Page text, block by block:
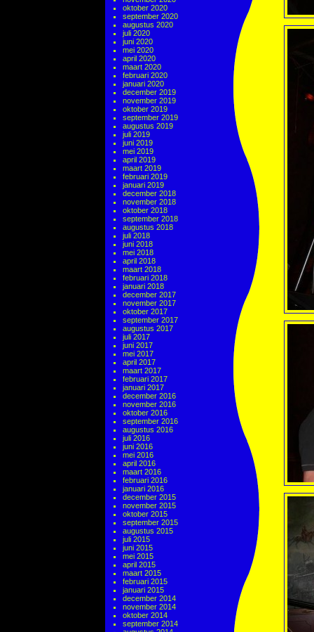
oktober 2020
september 2020
augustus 2020
juli 2020
juni 2020
mei 2020
april 2020
maart 2020
februari 2020
januari 2020
december 2019
november 2019
oktober 2019
september 2019
augustus 2019
juli 2019
juni 2019
mei 2019
april 2019
maart 2019
februari 2019
januari 2019
december 2018
november 2018
oktober 2018
september 2018
augustus 2018
juli 2018
juni 2018
mei 2018
april 2018
maart 2018
februari 2018
januari 2018
december 2017
november 2017
oktober 2017
september 2017
augustus 2017
juli 2017
juni 2017
mei 2017
april 2017
maart 2017
februari 2017
januari 2017
december 2016
november 2016
oktober 2016
september 2016
augustus 2016
juli 2016
juni 2016
mei 2016
april 2016
maart 2016
februari 2016
januari 2016
december 2015
november 2015
oktober 2015
september 2015
augustus 2015
juli 2015
juni 2015
mei 2015
april 2015
maart 2015
februari 2015
januari 2015
december 2014
november 2014
oktober 2014
september 2014